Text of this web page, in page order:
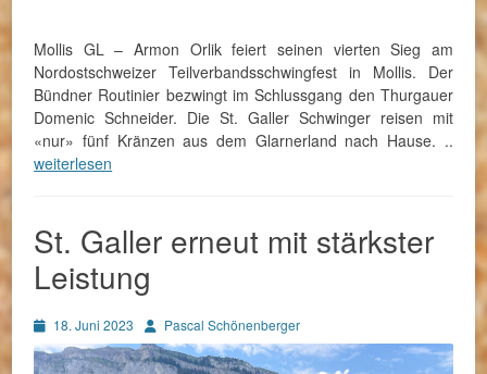
Mollis GL – Armon Orlik feiert seinen vierten Sieg am
Nordostschweizer Teilverbandsschwingfest in Mollis. Der
Bündner Routinier bezwingt im Schlussgang den Thurgauer
Domenic Schneider. Die St. Galler Schwinger reisen mit
«nur» fünf Kränzen aus dem Glarnerland nach Hause. ..
weiterlesen
St. Galler erneut mit stärkster
Leistung
Posted
on
18. Juni 2023 AutorPascal Schönenberger